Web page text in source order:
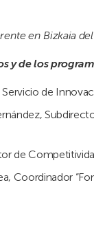
en Bizkaia
y de los
de
de
Coordinador